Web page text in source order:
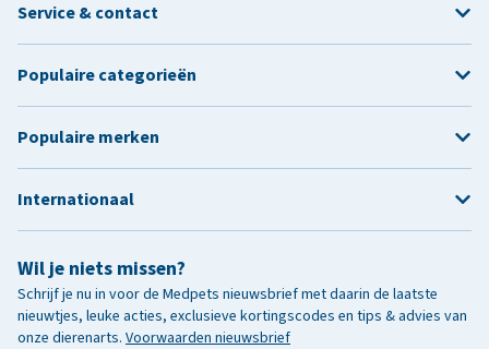
Wil je niets missen?
Schrijf je nu in voor de Medpets nieuwsbrief met daarin de laatste
nieuwtjes, leuke acties, exclusieve kortingscodes en tips & advies van
onze dierenarts. Voorwaarden nieuwsbrief
Service & contact
Populaire categorieën
Populaire merken
Internationaal